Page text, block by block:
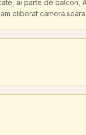
ai parte de balcon,
eliberat